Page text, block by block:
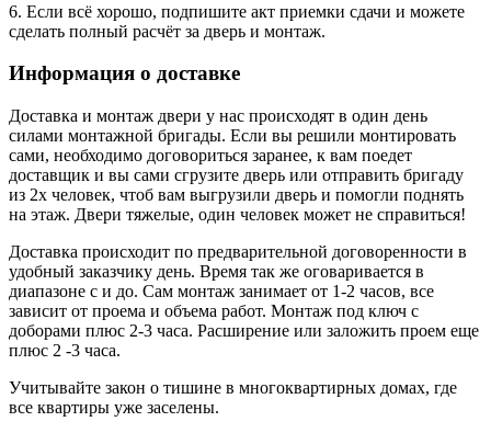
6. Если всё хорошо, подпишите акт приемки сдачи и можете
сделать полный расчёт за дверь и монтаж.
Информация о доставке
Доставка и монтаж двери у нас происходят в один день
силами монтажной бригады. Если вы решили монтировать
сами, необходимо договориться заранее, к вам поедет
доставщик и вы сами сгрузите дверь или отправить бригаду
из 2х человек, чтоб вам выгрузили дверь и помогли поднять
на этаж. Двери тяжелые, один человек может не справиться!
Доставка происходит по предварительной договоренности в
удобный заказчику день. Время так же оговаривается в
диапазоне с и до. Сам монтаж занимает от 1-2 часов, все
зависит от проема и объема работ. Монтаж под ключ с
доборами плюс 2-3 часа. Расширение или заложить проем еще
плюс 2 -3 часа.
Учитывайте закон о тишине в многоквартирных домах, где
все квартиры уже заселены.